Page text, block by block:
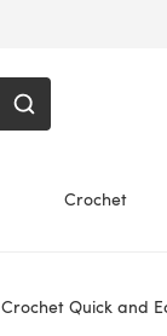
Crochet
Crochet Quick and